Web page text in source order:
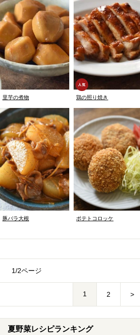
里芋の煮物 鶏の照り焼き
豚バラ大根 ポテトコロッケ
1/2ページ
1 2 >
夏野菜レシピランキング